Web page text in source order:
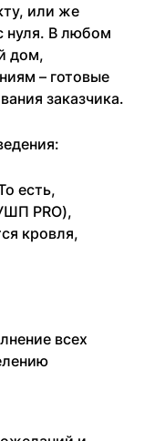
или же
нуля. В любом
дом,
– готовые
заказчика.
есть,
PRO),
кровля,
всех